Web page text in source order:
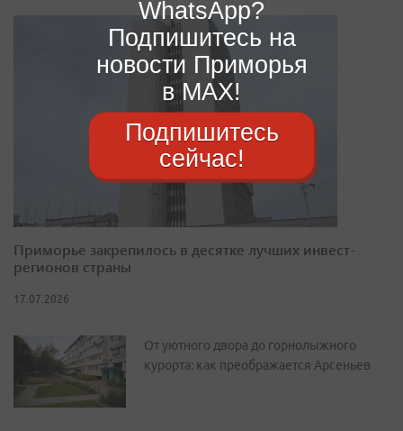
Приморье закрепилось в десятке лучших инвест-
регионов страны
17.07.2026
От уютного двора до горнолыжного
курорта: как преображается Арсеньев
WhatsApp?
Подпишитесь на
новости Приморья
в MAX!
Подпишитесь
сейчас!